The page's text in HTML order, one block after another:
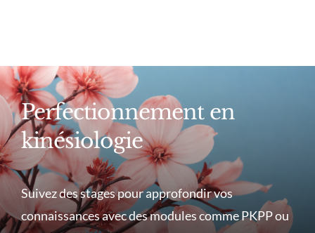
Perfectionnement en
kinésiologie
Suivez des stages pour approfondir vos
connaissances avec des modules comme PKPP ou